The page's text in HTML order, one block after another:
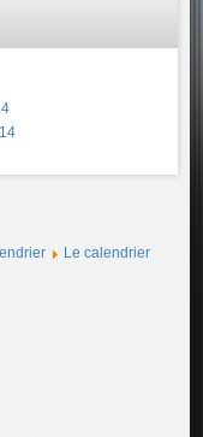
Le calendrier